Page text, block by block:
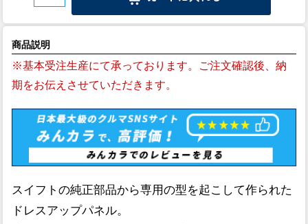
商品説明
※基本受注生産にて承っております。ご注文確認後、納
期をお伝えさせていただきます。
スイフトの純正部品から専用の型を起こして作られた
ドレスアップパネル。